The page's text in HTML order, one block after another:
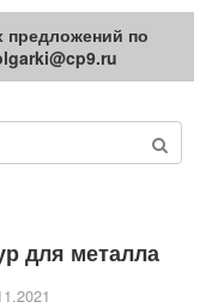
про
для металла
по